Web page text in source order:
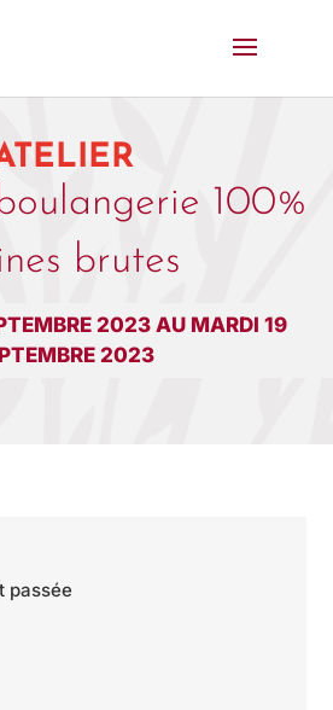
100%
brutes
2023 AU MARDI 19
2023
passée